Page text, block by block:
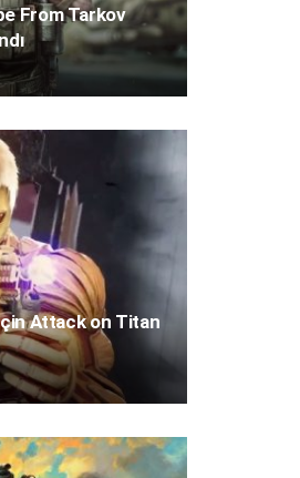
From Tarkov
Attack on Titan